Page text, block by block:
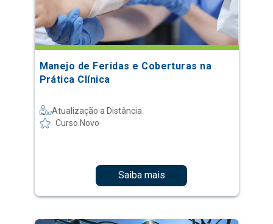
Manejo de Feridas e Coberturas na
Prática Clínica
Atualização a Distância
Curso Novo
Saiba mais